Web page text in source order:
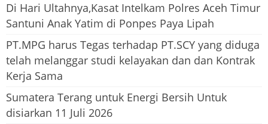
Di Hari Ultahnya,Kasat Intelkam Polres Aceh Timur
Santuni Anak Yatim di Ponpes Paya Lipah
PT.MPG harus Tegas terhadap PT.SCY yang diduga
telah melanggar studi kelayakan dan dan Kontrak
Kerja Sama
Sumatera Terang untuk Energi Bersih Untuk
disiarkan 11 Juli 2026